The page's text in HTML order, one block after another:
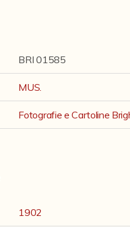
BRI 01585
MUS.
Fotografie e Cartoline
1902